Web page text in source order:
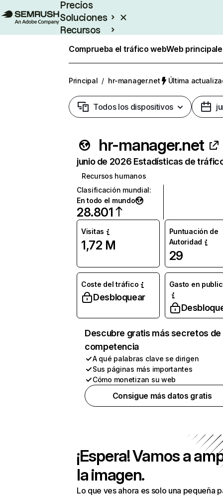
Precios
Soluciones
Recursos
Comprueba el tráfico webWeb
Principal / hr-manager.net Última
Todos los dispositivos
hr-manager.net
junio de 2026 Estadísticas de
Recursos humanos
Clasificación mundial:
En todo el mundo
28.801
Visitas
1,72 M
Puntuación de
Autoridad
29
Coste del tráfico
Desbloquear
Gasto en
Descubre gratis más secretos de
competencia
A qué palabras clave se dirigen
Sus páginas más importantes
Cómo monetizan su web
Consigue más datos gratis
¡Espera! Vamos a
la imagen.
Lo que ves ahora es solo una pequeña